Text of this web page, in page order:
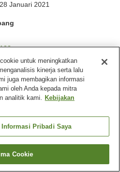
Januari 2021
188
Distrik Chuo
kamar
untuk meningkatkan
kinerja serta lalu
juga membagikan informasi
oleh Anda kepada mitra
analitik kami. Kebijakan
Pribadi Saya
Cookie